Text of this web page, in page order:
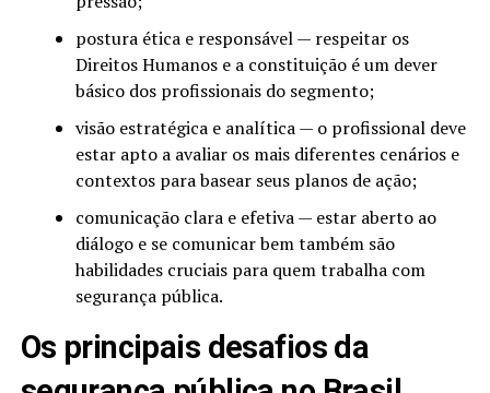
postura ética e responsável — respeitar os
Direitos Humanos e a constituição é um dever
básico dos profissionais do segmento;
visão estratégica e analítica — o profissional deve
estar apto a avaliar os mais diferentes cenários e
contextos para basear seus planos de ação;
comunicação clara e efetiva — estar aberto ao
diálogo e se comunicar bem também são
habilidades cruciais para quem trabalha com
segurança pública.
Os principais desafios da